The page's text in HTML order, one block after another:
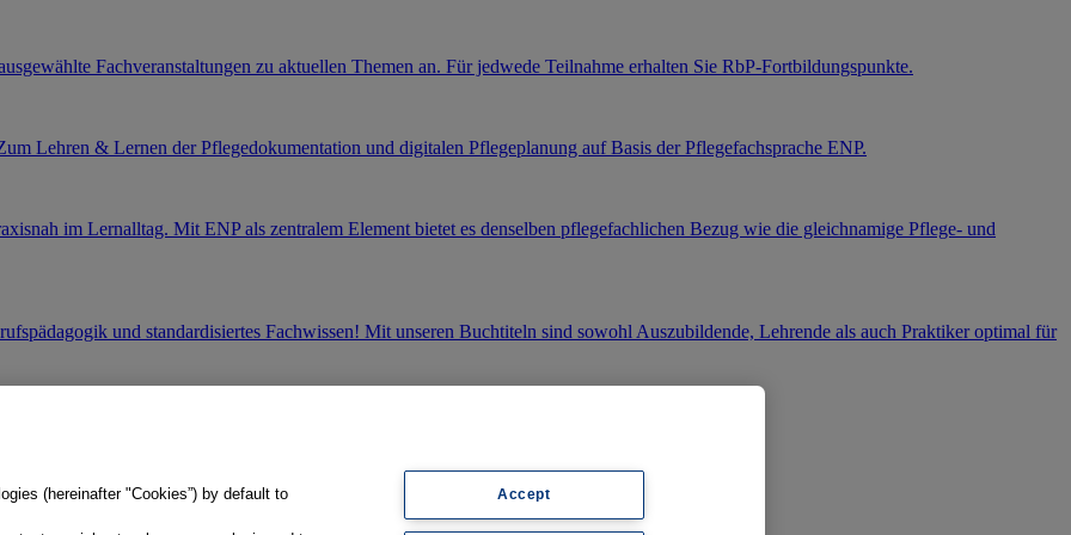
Fachveranstaltungen zu aktuellen Themen an. Für jedwede Teilnahme erhalten Sie RbP-Fortbildungspunkte.
Lehren & Lernen der Pflegedokumentation und digitalen Pflegeplanung auf Basis der Pflegefachsprache ENP.
im Lernalltag. Mit ENP als zentralem Element bietet es denselben pflegefachlichen Bezug wie die gleichnamige Pflege- und
und standardisiertes Fachwissen! Mit unseren Buchtiteln sind sowohl Auszubildende, Lehrende als auch Praktiker optimal für
(hereinafter "Cookies”) by default to
Accept